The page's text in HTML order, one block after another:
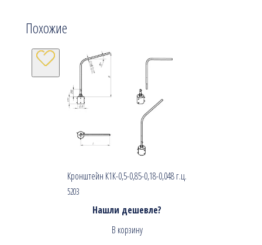
Похожие
Кронштейн К1К-0,5-0,85-0,18-0,048 г.ц.
5203
Нашли дешевле?
В корзину